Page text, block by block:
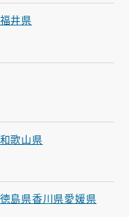
福井県
和歌山県
徳島県香川県愛媛県